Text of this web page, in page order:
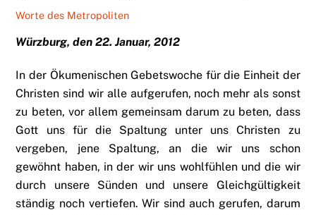
Worte des Metropoliten
Würzburg, den 22. Januar, 2012
In der Ökumenischen Gebetswoche für die Einheit der
Christen sind wir alle aufgerufen, noch mehr als sonst
zu beten, vor allem gemeinsam darum zu beten, dass
Gott uns für die Spaltung unter uns Christen zu
vergeben, jene Spaltung, an die wir uns schon
gewöhnt haben, in der wir uns wohlfühlen und die wir
durch unsere Sünden und unsere Gleichgültigkeit
ständig noch vertiefen. Wir sind auch gerufen, darum